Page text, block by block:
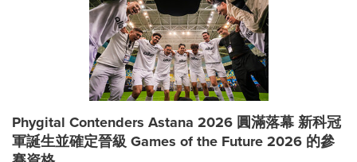
Phygital Contenders Astana 2026 圓滿落幕 新科冠
軍誕生並確定晉級 Games of the Future 2026 的參